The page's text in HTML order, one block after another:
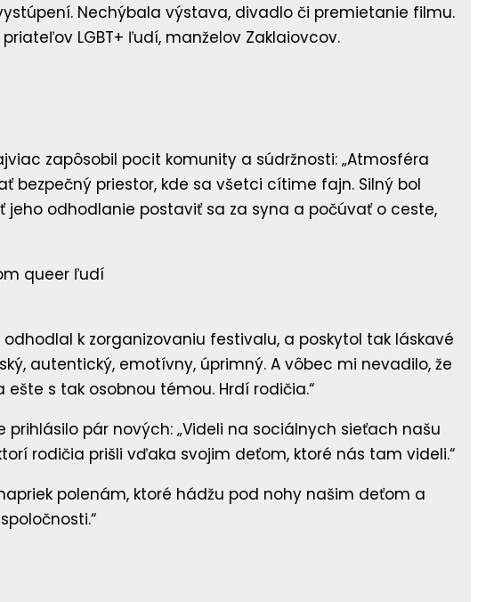
Nechýbala výstava, divadlo či premietanie filmu.
LGBT+ ľudí, manželov Zaklaiovcov.
zapôsobil pocit komunity a súdržnosti: „Atmosféra
bezpečný priestor, kde sa všetci cítime fajn. Silný bol
odhodlanie postaviť sa za syna a počúvať o ceste,
k zorganizovaniu festivalu, a poskytol tak láskavé
autentický, emotívny, úprimný. A vôbec mi nevadilo, že
s tak osobnou témou. Hrdí rodičia.“
pár nových: „Videli na sociálnych sieťach našu
rodičia prišli vďaka svojim deťom, ktoré nás tam videli.“
polenám, ktoré hádžu pod nohy našim deťom a